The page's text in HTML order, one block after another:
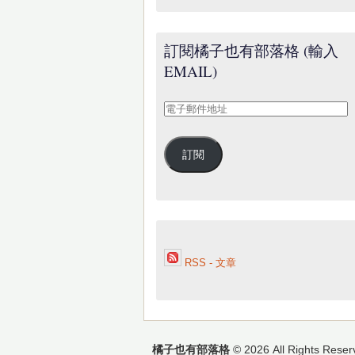
訂閱橘子也有部落格 (輸入
EMAIL)
電
郵
件
訂閱
RSS - 文章
橘子也有部落格 © 2026 All Rights